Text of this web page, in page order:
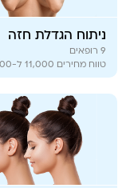
ניתוח הגדלת חזה
9 רופאים
טווח מחירים 11,000 ל-35,000 ₪